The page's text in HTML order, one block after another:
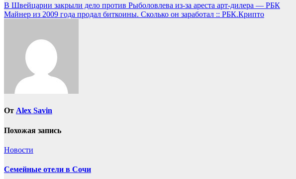
Навигация
по
В Швейцарии закрыли дело против Рыболовлева из-за ареста арт-дилера — РБК
Майнер из 2009 года продал биткоины. Сколько он заработал :: РБК.Крипто
От Alex Savin
Похожая запись
Новости
Семейные отели в Сочи